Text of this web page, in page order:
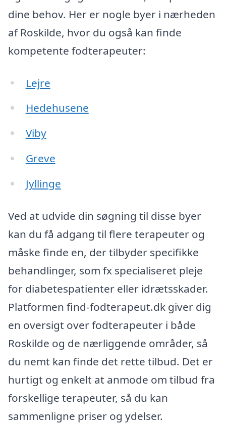
dine behov. Her er nogle byer i nærheden
af Roskilde, hvor du også kan finde
kompetente fodterapeuter:
Lejre
Hedehusene
Viby
Greve
Jyllinge
Ved at udvide din søgning til disse byer
kan du få adgang til flere terapeuter og
måske finde en, der tilbyder specifikke
behandlinger, som fx specialiseret pleje
for diabetespatienter eller idrætsskader.
Platformen find-fodterapeut.dk giver dig
en oversigt over fodterapeuter i både
Roskilde og de nærliggende områder, så
du nemt kan finde det rette tilbud. Det er
hurtigt og enkelt at anmode om tilbud fra
forskellige terapeuter, så du kan
sammenligne priser og ydelser.